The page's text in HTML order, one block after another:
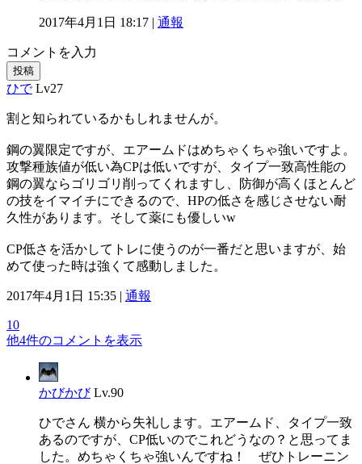
2017年4月1日 18:17 | 通報
コメントを入力
投稿
ひで Lv27
割と知られているかもしれませんが。
鋼の翼限定ですが、エアームドはめちゃくちゃ強いですよ。
攻撃種族値が低い為CPは低いですが、タイプ一致高性能の
鋼の翼ならゴリゴリ削ってくれますし、防御が高くほとんど
の技をイマイチにできるので、HPの低さを感じさせない耐
久性があります。そして薬にも優しいw
CP低さを活かしてトレに使うのが一番だと思いますが、始
めて使った時は強くて感動しました。
2017年4月1日 15:35 | 通報
10
他4件のコメントを表示
かびかび Lv.90
ひでさん 横から失礼します。エアームド、タイプ一致
あるのですが、CP低いのでこれどうなの？と思ってま
した。めちゃくちゃ強いんですね！ ぜひトレーニン